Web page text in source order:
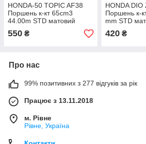
HONDA-50 TOPIC AF38
Поршень к-кт 65cm3
44.00m STD матовий
поршень фірма MSU
Оригінал Тайвань
550 ₴
HONDA DIO
Поршень к-
mm STD
поршень
Оригінал
420₴
Про нас
99% позитивних з 277 відгуків за рік
Працює з 13.11.2018
м. Рівне
Рівне, Україна